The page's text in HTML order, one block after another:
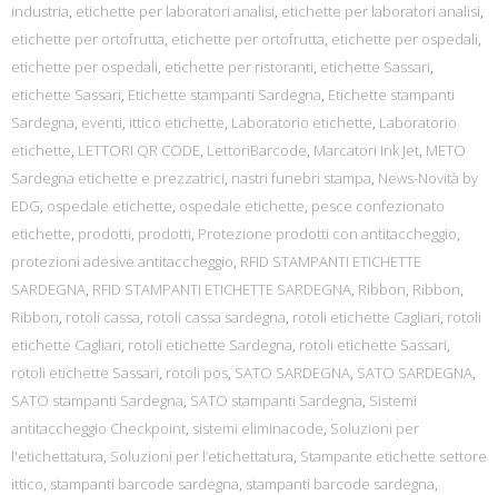
industria, etichette per laboratori analisi, etichette per laboratori analisi,
etichette per ortofrutta, etichette per ortofrutta, etichette per ospedali,
etichette per ospedali, etichette per ristoranti, etichette Sassari,
etichette Sassari, Etichette stampanti Sardegna, Etichette stampanti
Sardegna, eventi, ittico etichette, Laboratorio etichette, Laboratorio
etichette, LETTORI QR CODE, LettoriBarcode, Marcatori Ink Jet, METO
Sardegna etichette e prezzatrici, nastri funebri stampa, News-Novità by
EDG, ospedale etichette, ospedale etichette, pesce confezionato
etichette, prodotti, prodotti, Protezione prodotti con antitaccheggio,
protezioni adesive antitaccheggio, RFID STAMPANTI ETICHETTE
SARDEGNA, RFID STAMPANTI ETICHETTE SARDEGNA, Ribbon, Ribbon,
Ribbon, rotoli cassa, rotoli cassa sardegna, rotoli etichette Cagliari, rotoli
etichette Cagliari, rotoli etichette Sardegna, rotoli etichette Sassari,
rotoli etichette Sassari, rotoli pos, SATO SARDEGNA, SATO SARDEGNA,
SATO stampanti Sardegna, SATO stampanti Sardegna, Sistemi
antitaccheggio Checkpoint, sistemi eliminacode, Soluzioni per
l'etichettatura, Soluzioni per l’etichettatura, Stampante etichette settore
ittico, stampanti barcode sardegna, stampanti barcode sardegna,